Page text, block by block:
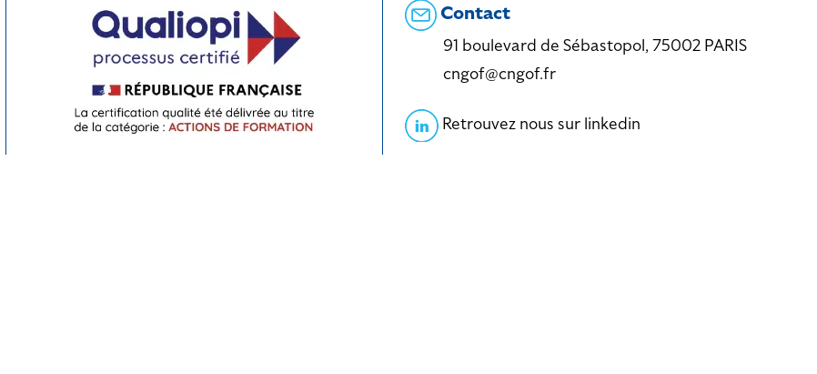
Contact
91 boulevard de Sébastopol, 75002 PARIS
cngof@cngof.fr
Retrouvez nous sur linkedin